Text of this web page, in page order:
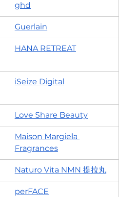
ghd
Guerlain
HANA RETREAT
iSeize Digital
Love Share Beauty
Maison Margiela
Fragrances
Naturo Vita NMN 提拉丸
perFACE